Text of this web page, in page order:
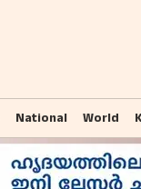
National World